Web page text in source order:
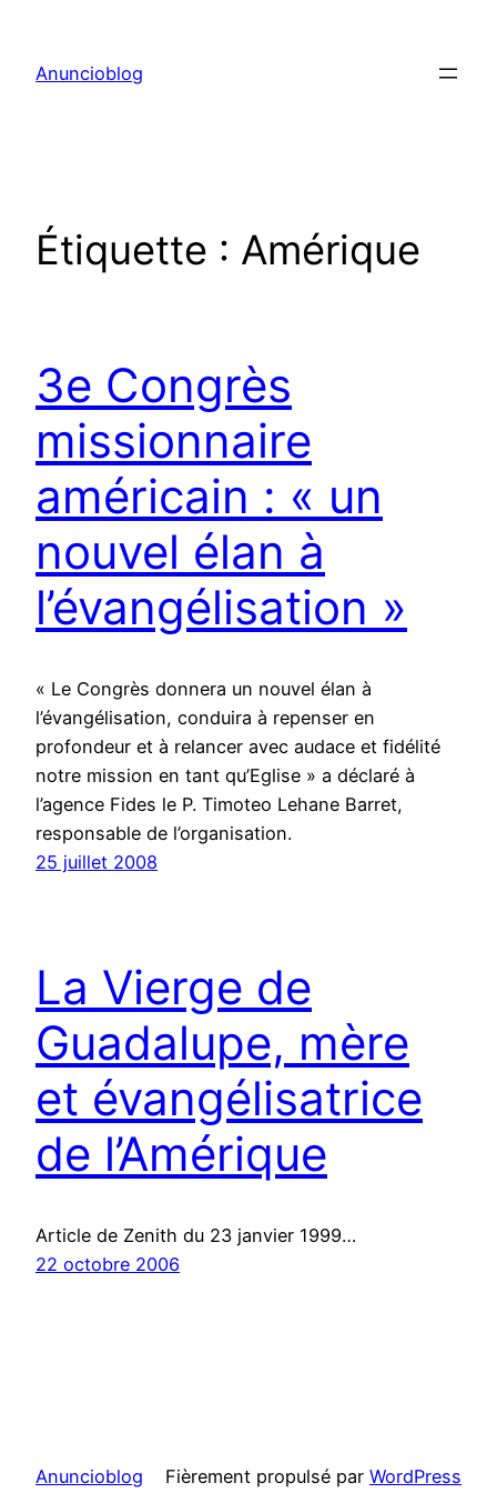
contenu
Anuncioblog
Étiquette : Amérique
3e Congrès
missionnaire
américain : « un
nouvel élan à
l’évangélisation »
« Le Congrès donnera un nouvel élan à
l’évangélisation, conduira à repenser en
profondeur et à relancer avec audace et fidélité
notre mission en tant qu’Eglise » a déclaré à
l’agence Fides le P. Timoteo Lehane Barret,
responsable de l’organisation.
25 juillet 2008
La Vierge de
Guadalupe, mère
et évangélisatrice
de l’Amérique
Article de Zenith du 23 janvier 1999…
22 octobre 2006
Anuncioblog Fièrement propulsé par WordPress